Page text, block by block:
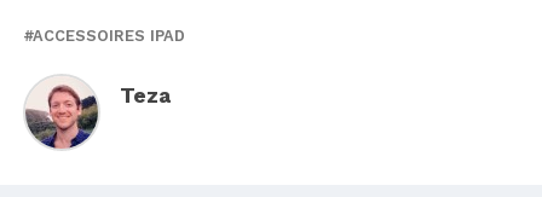
ACCESSOIRES IPAD
Teza